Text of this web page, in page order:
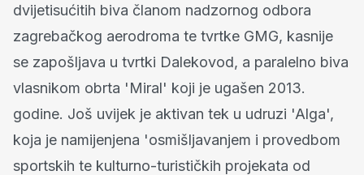
dvijetisućitih biva članom nadzornog odbora
zagrebačkog aerodroma te tvrtke GMG, kasnije
se zapošljava u tvrtki Dalekovod, a paralelno biva
vlasnikom obrta 'Miral' koji je ugašen 2013.
godine. Još uvijek je aktivan tek u udruzi 'Alga',
koja je namijenjena 'osmišljavanjem i provedbom
sportskih te kulturno-turističkih projekata od